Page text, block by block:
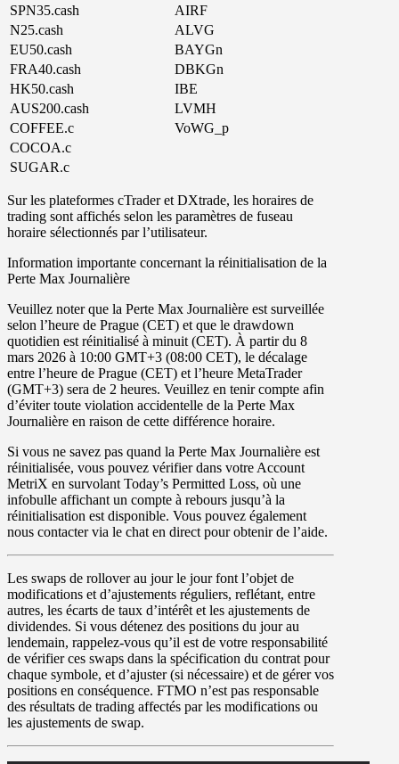
SPN35.cash
AIRF
N25.cash
ALVG
EU50.cash
BAYGn
FRA40.cash
DBKGn
HK50.cash
IBE
AUS200.cash
LVMH
COFFEE.c
VoWG_p
COCOA.c
SUGAR.c
Sur les plateformes cTraderet DXtrade, les horaires de
trading sont affichés selon les paramètres de fuseau
horaire sélectionnés par l’utilisateur.
Information importante concernant la réinitialisation de la
Perte Max Journalière
Veuillez noter que la Perte Max Journalière est surveillée
selon l’heure de Prague (CET) et que le drawdown
quotidien est réinitialisé à minuit (CET). À partir du 8
mars 2026 à 10:00 GMT+3 (08:00 CET), le décalage
entre l’heure de Prague (CET) et l’heure MetaTrader
(GMT+3) sera de 2 heures. Veuillez en tenir compte afin
d’éviter toute violation accidentelle de la Perte Max
Journalière en raison de cette différence horaire.
Si vous ne savez pas quand la Perte Max Journalière est
réinitialisée, vous pouvez vérifier dans votre Account
MetriX en survolant Today’s Permitted Loss, où une
infobulle affichant un compte à rebours jusqu’à la
réinitialisation est disponible. Vous pouvez également
nous contacter via le chat en direct pour obtenir de l’aide.
Les swaps de rollover au jour le jour font l’objet de
modifications et d’ajustements réguliers, reflétant, entre
autres, les écarts de taux d’intérêt et les ajustements de
dividendes. Si vous détenez des positions du jour au
lendemain, rappelez-vous qu’il est de votre responsabilité
de vérifier ces swaps dans la spécification du contrat pour
chaque symbole, et d’ajuster (si nécessaire) et de gérer vos
positions en conséquence. FTMO n’est pas responsable
des résultats de trading affectés par les modifications ou
les ajustements de swap.